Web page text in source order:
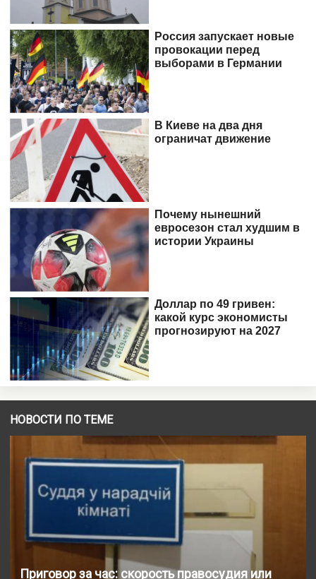
НОВОСТИ ПО ТЕМЕ
Приговор за час: скорость правосудия или